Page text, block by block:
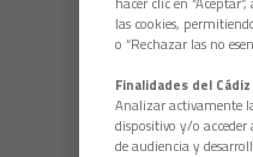
las cookies,
o “Rechazar las no
Finalidades del
Analizar activamente
dispositivo y/o
de audiencia y